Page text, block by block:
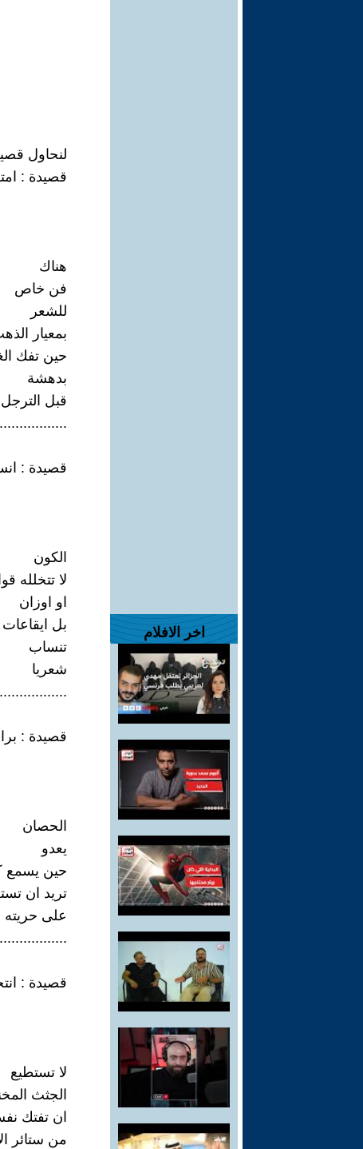
اخر الافلام
لنحاول
قصيدة :
هناك
فن خاص
للشعر
بمعيار
حين تفك
بدهشة
قبل
قصيدة :
الكون
لا تتخلله
او اوزان
بل ايقاعات
تنساب
شعريا
قصيدة :
الحصان
يعدو
حين يسمع
تريد ان
على حريته
قصيدة :
لا تستطيع
الجثث
ان تفتك
من ستائر